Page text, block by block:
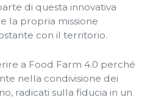
di questa innovativa
la propria missione
con il territorio.
a Food Farm 4.0 perché
nella condivisione dei
radicati sulla fiducia in un